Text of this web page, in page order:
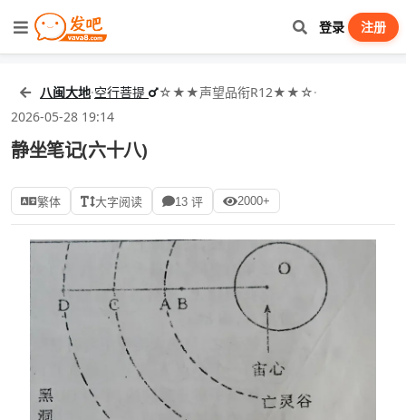
登录 注册
八闽大地·空行菩提 ☆★★声望品衔R12★★☆·
2026-05-28 19:14
静坐笔记(六十八)
繁体 大字阅读 13 评 2000+